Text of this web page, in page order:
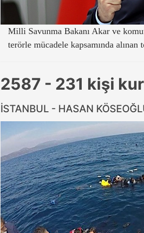
Milli Savunma Bakanı Akar ve
terörle mücadele kapsamında
2587 - 231 kişi
İSTANBUL - HASAN